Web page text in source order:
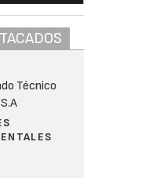
Técnico